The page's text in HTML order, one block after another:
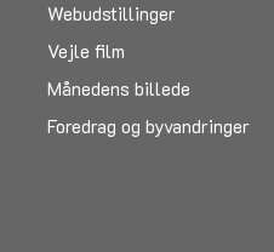
Webudstillinger
Vejle film
Månedens billede
Foredrag og byvandringer